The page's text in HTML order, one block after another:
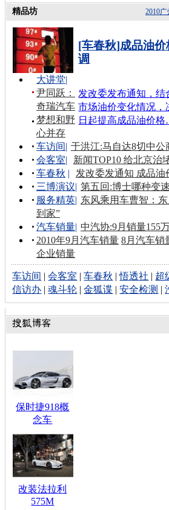
2010
精品坊
[车春秋]成品油价
调
发改委发布通知，结
市场油价变化情况，
日起提高成品油价
大讲堂|
尹同跃：
奇瑞汽车
梦想和野
心并存
车访间| 于洪江:马自达8切中公
会客室|
新闻TOP10 给北京治
车春秋 |
发改委发通知 成品油
三博演议| 第五回:博士哪种变
服务精英| 东风乘用车曹智：
到家”
汽车销量| 中汽协:9月销量155
2010年9月汽车销量 8月汽车销
企业销量
车访间 |会客室 |车春秋 |悟透社 | 超
信访办 |魂斗轮 |金狐谍 |安全检测 |
保时捷918概
念车
改装法拉利
575M